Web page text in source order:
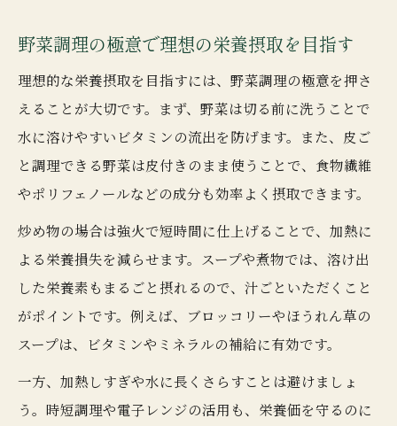
野菜調理の極意で理想の栄養摂取を目指す
理想的な栄養摂取を目指すには、野菜調理の極意を押さ
えることが大切です。まず、野菜は切る前に洗うことで
水に溶けやすいビタミンの流出を防げます。また、皮ご
と調理できる野菜は皮付きのまま使うことで、食物繊維
やポリフェノールなどの成分も効率よく摂取できます。
炒め物の場合は強火で短時間に仕上げることで、加熱に
よる栄養損失を減らせます。スープや煮物では、溶け出
した栄養素もまるごと摂れるので、汁ごといただくこと
がポイントです。例えば、ブロッコリーやほうれん草の
スープは、ビタミンやミネラルの補給に有効です。
一方、加熱しすぎや水に長くさらすことは避けましょ
う。時短調理や電子レンジの活用も、栄養価を守るのに